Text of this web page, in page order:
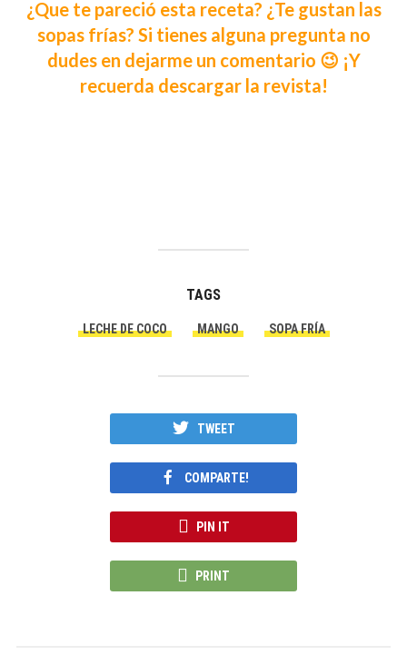
¿Que te pareció esta receta? ¿Te gustan las
sopas frías? Si tienes alguna pregunta no
dudes en dejarme un comentario 😉 ¡Y
recuerda descargar la revista!
TAGS
LECHE DE COCO MANGO SOPA FRÍA
TWEET
COMPARTE!
PIN IT
PRINT